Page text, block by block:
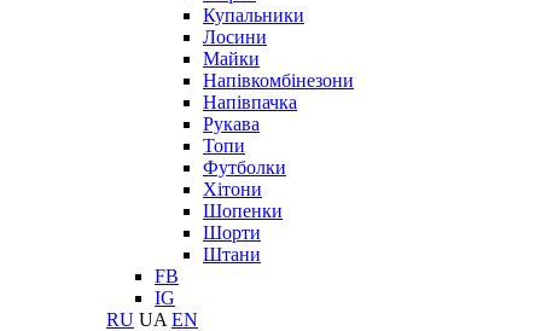
Купальники
Лосини
Майки
Напівкомбінезони
Напівпачка
Рукава
Топи
Футболки
Хітони
Шопенки
Шорти
Штани
FB
IG
RU UA EN